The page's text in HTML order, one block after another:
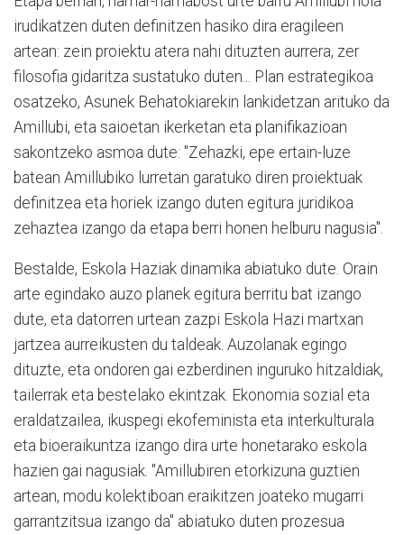
irudikatzen duten definitzen hasiko dira eragileen
artean: zein proiektu atera nahi dituzten aurrera, zer
filosofia gidaritza sustatuko duten... Plan estrategikoa
osatzeko, Asunek Behatokiarekin lankidetzan arituko da
Amillubi, eta saioetan ikerketan eta planifikazioan
sakontzeko asmoa dute: "Zehazki, epe ertain-luze
batean Amillubiko lurretan garatuko diren proiektuak
definitzea eta horiek izango duten egitura juridikoa
zehaztea izango da etapa berri honen helburu nagusia".
Bestalde, Eskola Haziak dinamika abiatuko dute. Orain
arte egindako auzo planek egitura berritu bat izango
dute, eta datorren urtean zazpi Eskola Hazi martxan
jartzea aurreikusten du taldeak. Auzolanak egingo
dituzte, eta ondoren gai ezberdinen inguruko hitzaldiak,
tailerrak eta bestelako ekintzak. Ekonomia sozial eta
eraldatzailea, ikuspegi ekofeminista eta interkulturala
eta bioeraikuntza izango dira urte honetarako eskola
hazien gai nagusiak. "Amillubiren etorkizuna guztien
artean, modu kolektiboan eraikitzen joateko mugarri
garrantzitsua izango da" abiatuko duten prozesua